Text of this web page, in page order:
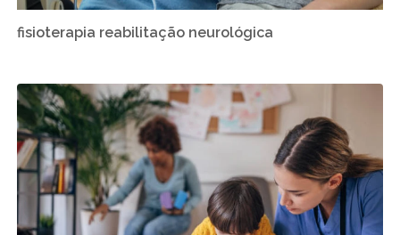
fisioterapia reabilitação neurológica